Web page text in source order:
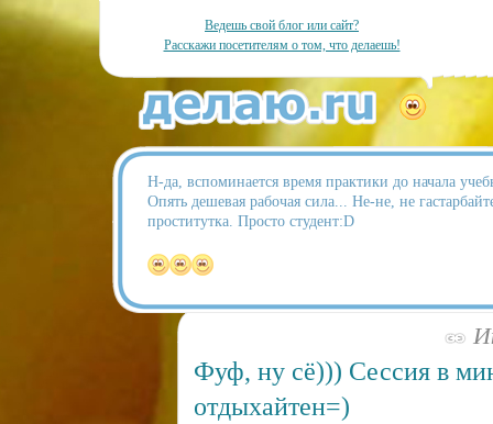
Ведешь свой блог или сайт?
Расскажи посетителям о том, что делаешь!
Н-да, вспоминается время практики до начала
Опять дешевая рабочая сила... Не-не, не
проститутка. Просто студент:D
Фуф, ну сё))) Сессия в
отдыхайтен=)